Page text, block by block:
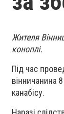
Жителя
коноплі.
Під час
вінничанина
канабісу.